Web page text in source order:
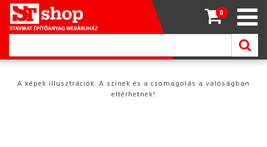
0
A képek illusztrációk. A színek és a csomagolás a valóságban
eltérhetnek!